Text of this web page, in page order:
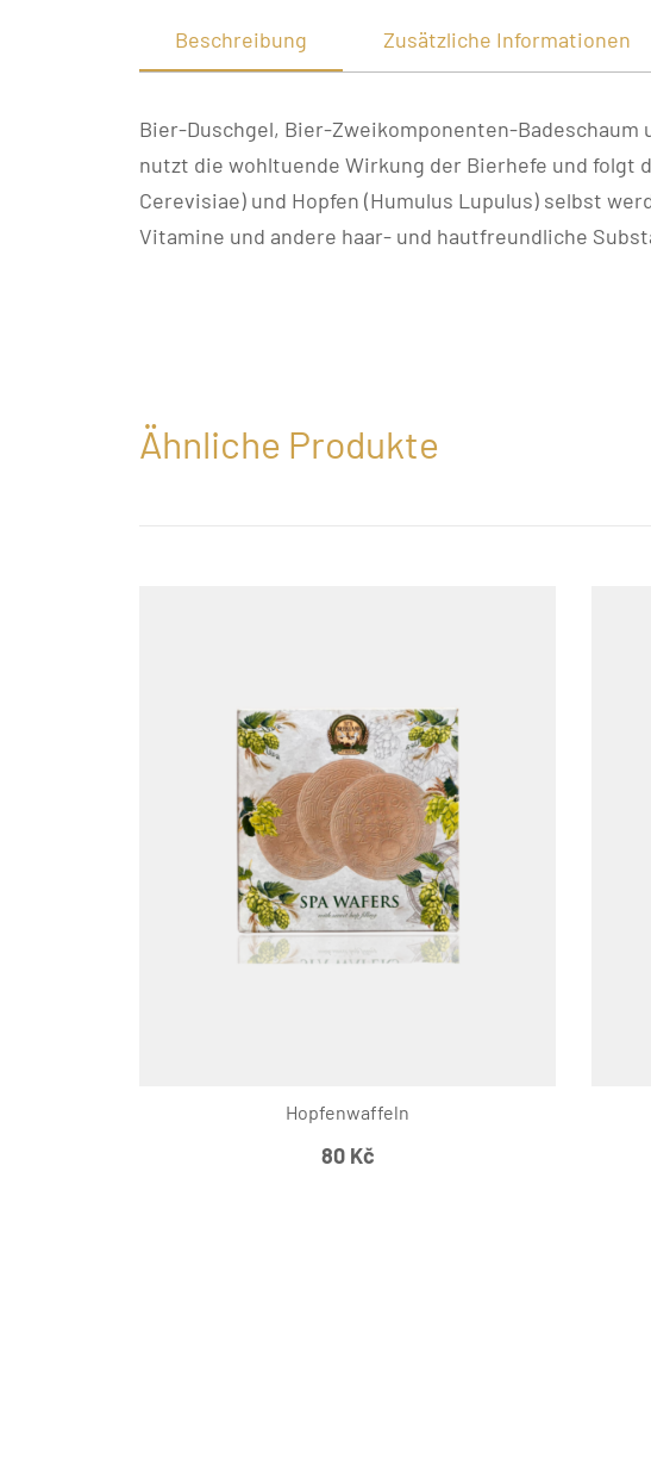
Beschreibung Zusätzliche Informationen
Bier-Duschgel, Bier-Zweikomponenten-
nutzt die wohltuende Wirkung der Bierhefe und folgt
Cerevisiae) und Hopfen (Humulus Lupulus) selbst
Vitamine und andere haar- und hautfreundliche
Ähnliche Produkte
Hopfenwaffeln
80 Kč